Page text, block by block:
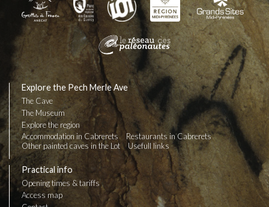
Explore the Pech Merle Ave
The Cave
The Museum
Explore the region
Accommodation in Cabrerets
Restaurants in Cabrerets
Other painted caves in the Lot
Usefull links
Practical info
Opening times & tariffs
Access map